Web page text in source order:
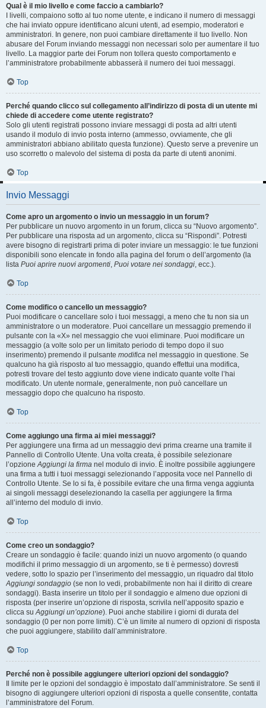
Qual è il mio livello e come faccio a cambiarlo?
I livelli, compaiono sotto al tuo nome utente, e indicano il numero di messaggi
che hai inviato oppure identificano alcuni utenti, ad esempio, moderatori e
amministratori. In genere, non puoi cambiare direttamente il tuo livello. Non
abusare del Forum inviando messaggi non necessari solo per aumentare il tuo
livello. La maggior parte dei Forum non tollera questo comportamento e
l’amministratore probabilmente abbasserà il numero dei tuoi messaggi.
Top
Perché quando clicco sul collegamento all’indirizzo di posta di un utente mi
chiede di accedere come utente registrato?
Solo gli utenti registrati possono inviare messaggi di posta ad altri utenti
usando il modulo di invio posta interno (ammesso, ovviamente, che gli
amministratori abbiano abilitato questa funzione). Questo serve a prevenire un
uso scorretto o malevolo del sistema di posta da parte di utenti anonimi.
Top
Invio Messaggi
Come apro un argomento o invio un messaggio in un forum?
Per pubblicare un nuovo argomento in un forum, clicca su “Nuovo argomento”.
Per pubblicare una risposta ad un argomento, clicca su “Rispondi”. Potresti
avere bisogno di registrarti prima di poter inviare un messaggio: le tue funzioni
disponibili sono elencate in fondo alla pagina del forum o dell’argomento (la
lista Puoi aprire nuovi argomenti Puoi votare nei sondaggi , ecc.).
Top
Come modifico o cancello un messaggio?
Puoi modificare o cancellare solo i tuoi messaggi, a meno che tu non sia un
amministratore o un moderatore. Puoi cancellare un messaggio premendo il
pulsante con la «X» nel messaggio che vuoi eliminare. Puoi modificare un
messaggio (a volte solo per un limitato periodo di tempo dopo il suo
inserimento) premendo il pulsante modifica nel messaggio in questione. Se
qualcuno ha già risposto al tuo messaggio, quando effettui una modifica,
potresti trovare del testo aggiunto dove viene indicato quante volte l’hai
modificato. Un utente normale, generalmente, non può cancellare un
messaggio dopo che qualcuno ha risposto.
Top
Come aggiungo una firma ai miei messaggi?
Per aggiungere una firma ad un messaggio devi prima crearne una tramite il
Pannello di Controllo Utente. Una volta creata, è possibile selezionare
l’opzione Aggiungi la firma nel modulo di invio. È inoltre possibile aggiungere
una firma a tutti i tuoi messaggi selezionando l’apposita voce nel Pannello di
Controllo Utente. Se lo si fa, è possibile evitare che una firma venga aggiunta
ai singoli messaggi deselezionando la casella per aggiungere la firma
all’interno del modulo di invio.
Top
Come creo un sondaggio?
Creare un sondaggio è facile: quando inizi un nuovo argomento (o quando
modifichi il primo messaggio di un argomento, se ti è permesso) dovresti
vedere, sotto lo spazio per l’inserimento del messaggio, un riquadro dal titolo
Aggiungi sondaggio (se non lo vedi, probabilmente non hai il diritto di creare
sondaggi). Basta inserire un titolo per il sondaggio e almeno due opzioni di
risposta (per inserire un’opzione di risposta, scrivila nell’apposito spazio e
clicca su Aggiungi un’opzione). Puoi anche stabilire i giorni di durata del
sondaggio (0 per non porre limiti). C’è un limite al numero di opzioni di risposta
che puoi aggiungere, stabilito dall’amministratore.
Top
Perché non è possibile aggiungere ulteriori opzioni del sondaggio?
Il limite per le opzioni del sondaggio è impostato dall’amministratore. Se senti il
bisogno di aggiungere ulteriori opzioni di risposta a quelle consentite, contatta
l’amministratore del Forum.